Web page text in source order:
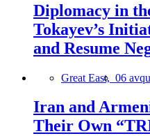
Diplomacy in
Tokayev’s
and Resume
Great East, 06
Iran and
Their Own